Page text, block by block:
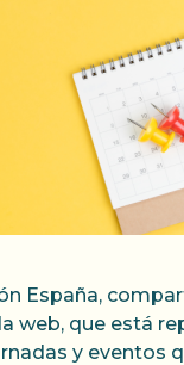
España,
web, que está
y eventos